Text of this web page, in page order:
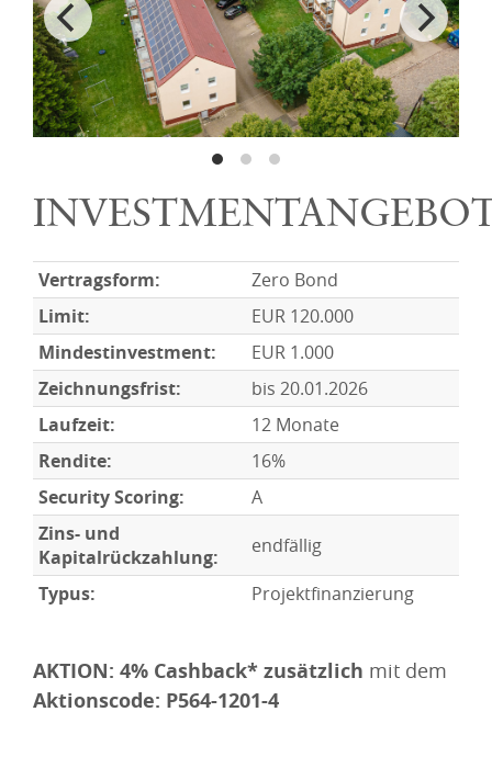
Vertragsform:
Zero Bond
Limit:
EUR 120.000
Mindestinvestment:
EUR 1.000
Zeichnungsfrist:
bis 20.01.2026
Laufzeit:
12 Monate
Rendite:
16%
Security Scoring:
A
Zins- und
Kapitalrückzahlung:
endfällig
Typus:
Projektfinanzierung
AKTION: 4% Cashback* zusätzlich mit dem
Aktionscode: P564-1201-4